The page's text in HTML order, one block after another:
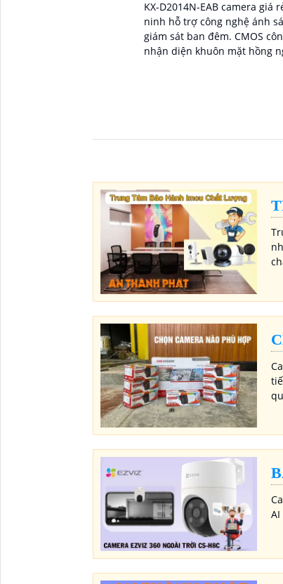
KX-D2014N-EAB camera giá
ninh hỗ trợ công nghệ ánh
giám sát ban đêm. CMOS
nhận diện khuôn mặt hồng